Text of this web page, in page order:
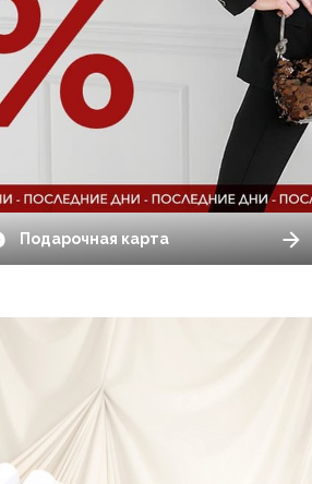
Подарочная карта